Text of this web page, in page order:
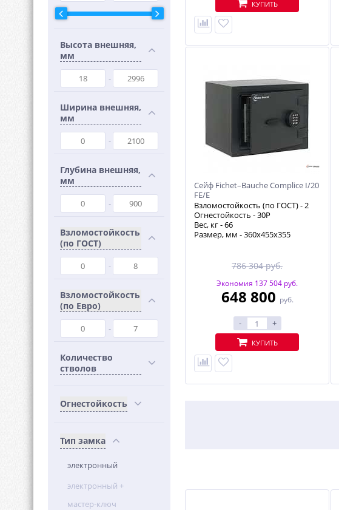
Высота внешняя,
мм
Ширина внешняя,
мм
Глубина внешняя,
мм
Взломостойкость
(по ГОСТ)
Взломостойкость
(по Евро)
Количество
стволов
Огнестойкость
Тип замка
электронный
электронный +
мастер-ключ
КУПИТЬ
Сейф Fichet–Bauche Complice I/20
FE/E
Взломостойкость (по ГОСТ) -2
Огнестойкость -30P
Вес, кг -66
Размер, мм - 360х455х355
786 304 руб.
Экономия 137 504 руб.
648 800 руб.
- +
КУПИТЬ